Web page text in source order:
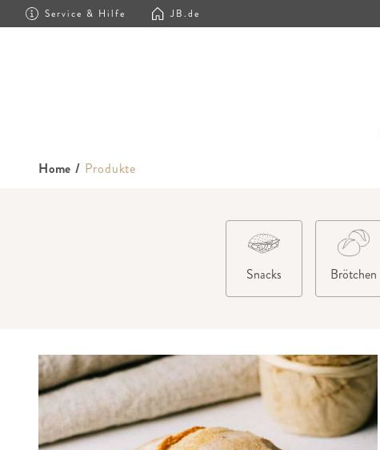
Service & Hilfe JB.de
Home / Produkte
Snacks Brötchen